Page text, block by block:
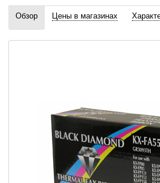
Обзор Цены в магазинах